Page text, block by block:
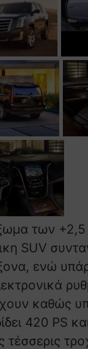
των +2,5
SUV
ενώ
καθώς
420 PS
τέσσερις